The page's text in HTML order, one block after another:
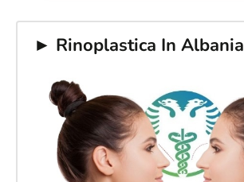
► Rinoplastica In Albania